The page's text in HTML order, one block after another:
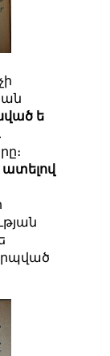
ե
ատելով